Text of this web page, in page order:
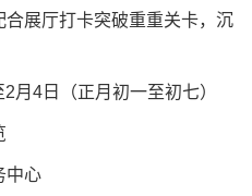
展厅打卡突破重重关卡，沉
4日（正月初一至初七）
心